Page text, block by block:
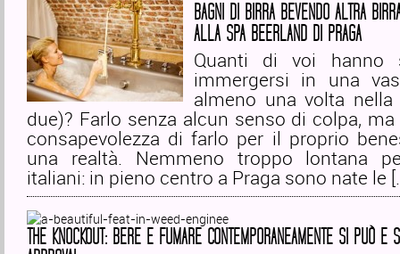
BAGNI DI BIRRA BEVENDO ALTRA
ALLA SPA BEERLAND DI PRAGA
Quanti di voi hanno
immergersi in una
almeno una volta
due)? Farlo senza alcun senso di colpa,
consapevolezza di farlo per il proprio
una realtà. Nemmeno troppo lontana
italiani: in pieno centro a Praga sono nate le
THE KNOCKOUT: BERE E FUMARE CONTEMPORANEAMENTE SI PUÒ E